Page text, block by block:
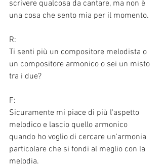
scrivere qualcosa da cantare, ma non è
una cosa che sento mia per il momento.
R:
Ti senti più un compositore melodista o
un compositore armonico o sei un misto
tra i due?
F:
Sicuramente mi piace di più l'aspetto
melodico e lascio quello armonico
quando ho voglio di cercare un'armonia
particolare che si fondi al meglio con la
melodia.